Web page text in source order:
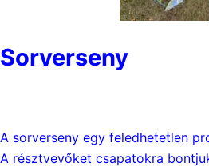
Sorverseny
A sorverseny egy feledhetetlen
A résztvevőket csapatokra